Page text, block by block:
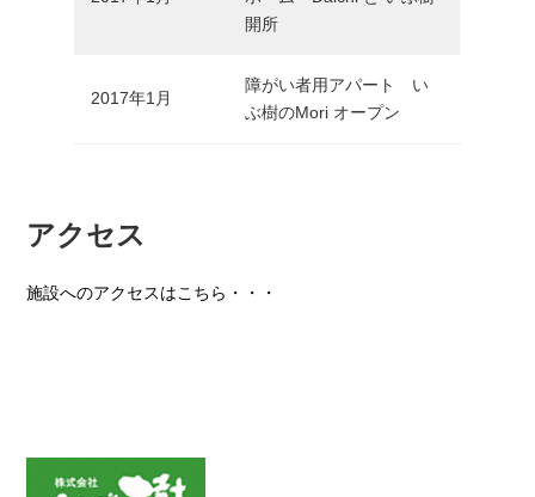
開所
2017年1月
障がい者用アパート い
ぶ樹のMori オープン
アクセス
施設へのアクセスはこちら・・・